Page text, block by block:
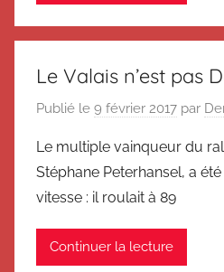
Le Valais n’est pas
Publié le 9 février 2017 par
Le multiple vainqueur du
Stéphane Peterhansel, a
vitesse : il roulait à 89
Continuer la lecture